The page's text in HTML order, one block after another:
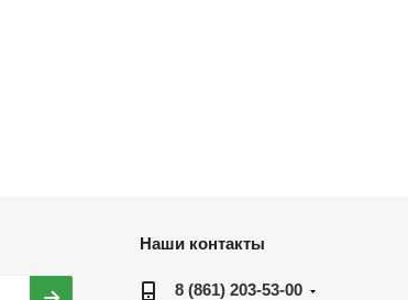
Наши контакты
8 (861) 203-53-00